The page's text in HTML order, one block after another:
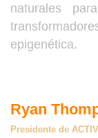
naturales
epigenética.
Ryan
Presidente de